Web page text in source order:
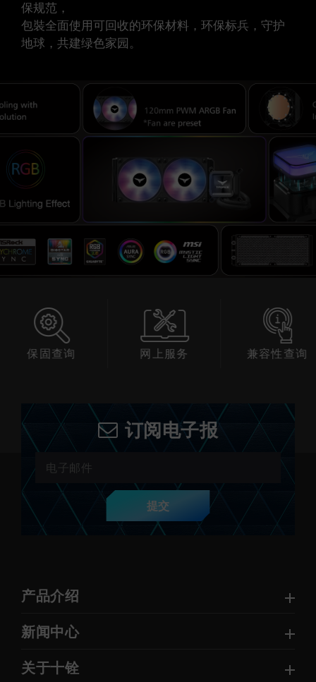
保规范，
包裝全面使用可回收的环保材料，环保标兵，守护
地球，共建绿色家园。
兼容性查询
订阅电子报
提交
产品介绍
新闻中心
关于十铨